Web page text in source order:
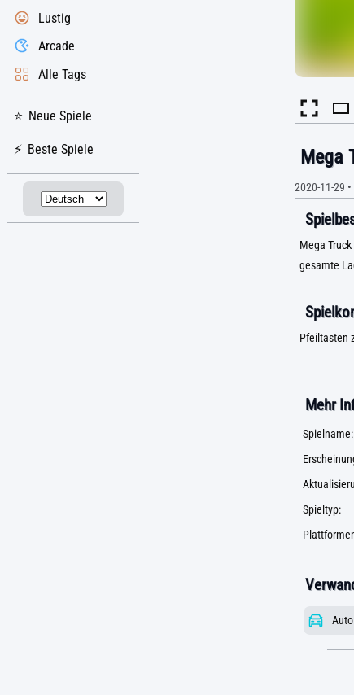
Lustig
Arcade
Alle Tags
Neue Spiele
Beste Spiele Mega
2020-11-29 •
Mega
gesamte
Pfeiltasten
Mehr
Spielname:
Spieltyp:
Auto